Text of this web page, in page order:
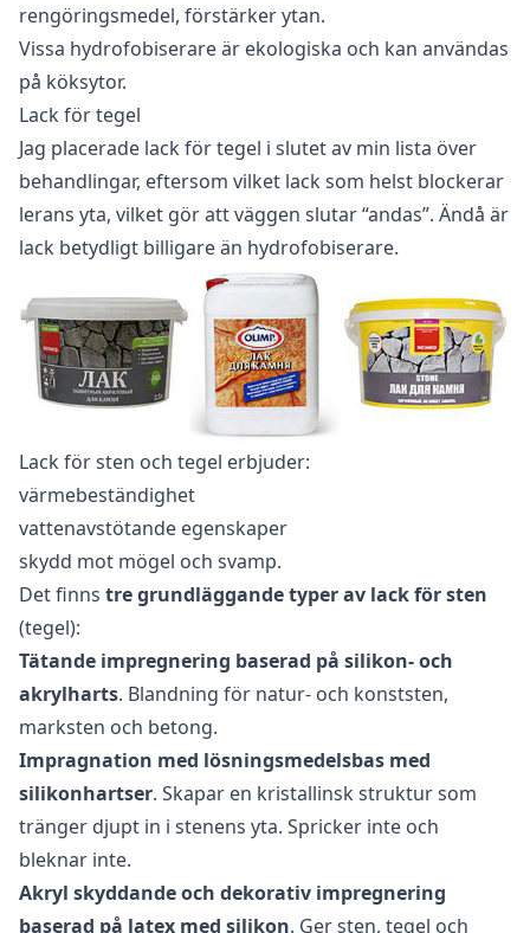
rengöringsmedel, förstärker ytan.
Vissa hydrofobiserare är ekologiska och kan användas
på köksytor.
Lack för tegel
Jag placerade lack för tegel i slutet av min lista över
behandlingar, eftersom vilket lack som helst blockerar
lerans yta, vilket gör att väggen slutar “andas”. Ändå är
lack betydligt billigare än hydrofobiserare.
Lack för sten och tegel erbjuder:
värmebeständighet
vattenavstötande egenskaper
skydd mot mögel och svamp.
Det finns tre grundläggande typer av lack för sten
(tegel):
Tätande impregnering baserad på silikon- och
akrylharts. Blandning för natur- och konststen,
marksten och betong.
Impragnation med lösningsmedelsbas med
silikonhartser. Skapar en kristallinsk struktur som
tränger djupt in i stenens yta. Spricker inte och
bleknar inte.
Akryl skyddande och dekorativ impregnering
baserad på latex med silikon. Ger sten, tegel och